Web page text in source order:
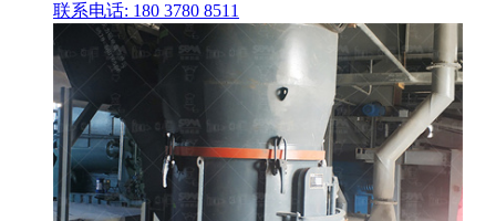
联系电话: 180 3780 8511